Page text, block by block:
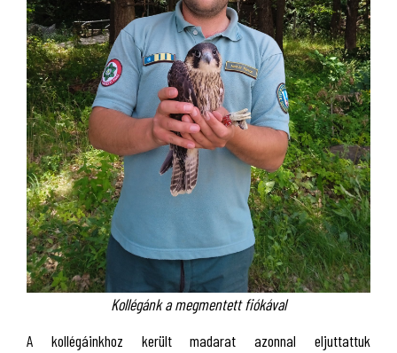
Kollégánk a megmentett fiókával
A kollégáinkhoz került madarat azonnal eljuttattuk